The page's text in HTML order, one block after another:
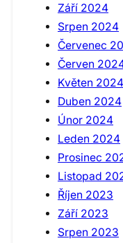
Září 2024
Srpen 2024
Červenec
Červen
Květen 2024
Duben 2024
Únor 2024
Leden 2024
Prosinec
Listopad
Říjen 2023
Září 2023
Srpen 2023